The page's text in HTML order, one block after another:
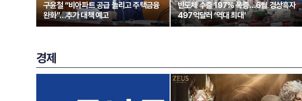
구윤철 “비아파트 공급 늘리고 주택금융
완화”…추가 대책 예고
반도체 수출 197% 폭증…6월 경상흑자
497억달러 ‘역대 최대’
경제